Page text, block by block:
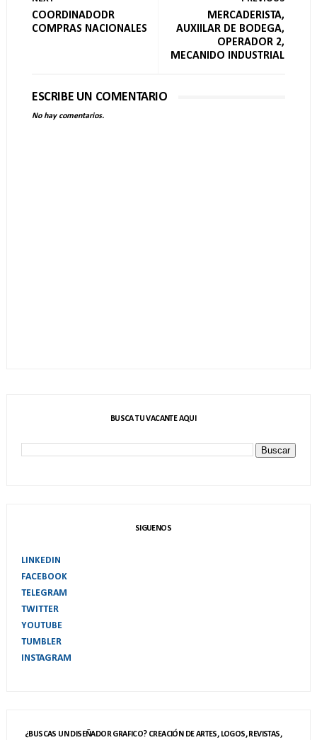
COORDINADODR
COMPRAS NACIONALES
MERCADERISTA,
AUXIILAR DE BODEGA,
OPERADOR 2,
MECANIDO INDUSTRIAL
ESCRIBE UN COMENTARIO
No hay comentarios.
BUSCA TU VACANTE AQUI
SIGUENOS
LINKEDIN
FACEBOOK
TELEGRAM
TWITTER
YOUTUBE
TUMBLER
INSTAGRAM
¿BUSCAS UN DISEÑADOR GRAFICO? CREACIÓN DE ARTES, LOGOS, REVISTAS,